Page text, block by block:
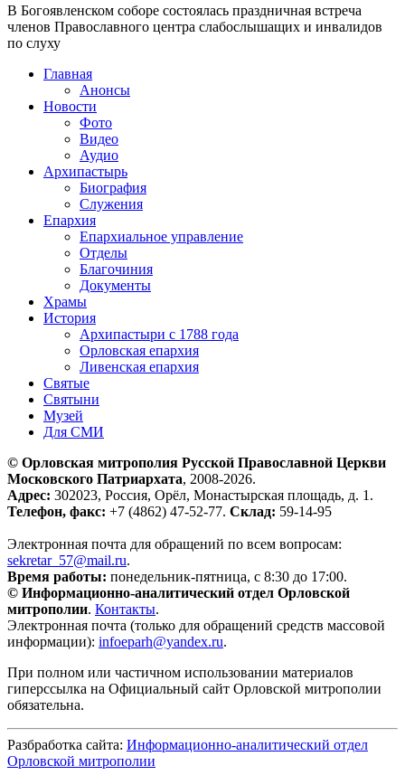
В Богоявленском соборе состоялась праздничная встреча
членов Православного центра слабослышащих и инвалидов
по слуху
Главная
Анонсы
Новости
Фото
Видео
Аудио
Архипастырь
Биография
Служения
Епархия
Епархиальное управление
Отделы
Благочиния
Документы
Храмы
История
Архипастыри с 1788 года
Орловская епархия
Ливенская епархия
Святые
Святыни
Музей
Для СМИ
© Орловская митрополия Русской Православной Церкви
Московского Патриархата, 2008-2026.
Адрес: 302023, Россия, Орёл, Монастырская площадь, д. 1.
Телефон, факс: +7 (4862) 47-52-77. Склад: 59-14-95
Электронная почта для обращений по всем вопросам:
sekretar_57@mail.ru.
Время работы: понедельник-пятница, с 8:30 до 17:00.
© Информационно-аналитический отдел Орловской
митрополии. Контакты.
Электронная почта (только для обращений средств массовой
информации): infoeparh@yandex.ru.
При полном или частичном использовании материалов
гиперссылка на Официальный сайт Орловской митрополии
обязательна.
Разбработка сайта: Информационно-аналитический отдел
Орловской митрополии